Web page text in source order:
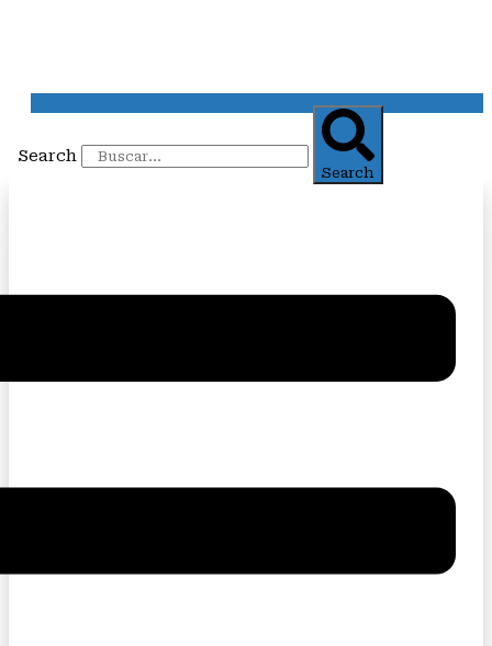
Search
Search